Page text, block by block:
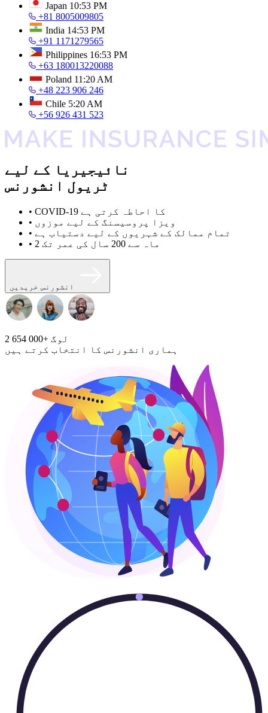
Japan 10:53 PM
+81 8005009805
India 14:53 PM
+91 1171279565
Philippines 16:53 PM
+63 180013220088
Poland 11:20 AM
+48 223 906 246
Chile 5:20 AM
+56 926 431 523
نائیجیریا کے لیے
ٹریول انشورنس
• COVID-19 کا احاطہ کرتی ہے
• ویزا پروسیسنگ کے لیے موزوں
• تمام ممالک کے شہریوں کے لیے دستیاب ہے
• 2 ماہ سے 200 سال کی عمر تک
انشورنس خریدیں
2 654 000+ لوگ
ہماری انشورنس کا انتخاب کرتے ہیں